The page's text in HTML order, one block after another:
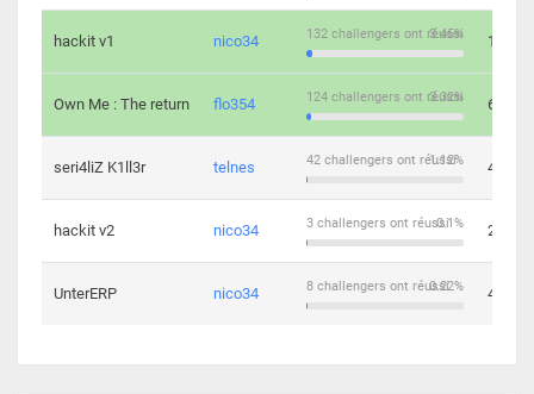
hackit v1 nico34 3.45%
132 challengers ont réussi 12
Own Me : The return flo354 3.32%
124 challengers ont réussi 6
seri4liZ K1ll3r telnes 1.12%
42 challengers ont réussi 4
hackit v2 nico34 0.1%
3 challengers ont réussi 2
UnterERP nico34 0.22%
8 challengers ont réussi 4